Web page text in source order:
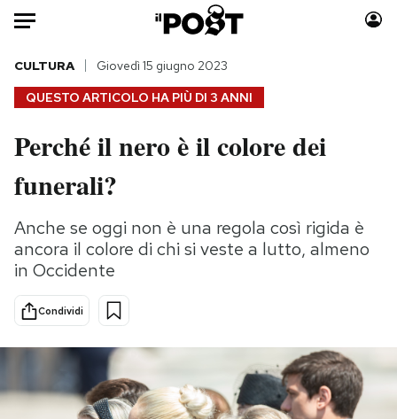
Auto
HOME
Italia
Politica
Tecnologia
Internet
Scienza
Cultura
Economia
Sport
Moda
Storie/Idee
Ok Boomer!
Mondiali calcio 2026
QUESTO ARTICOLO HA PIÙ DI 3 ANNI
CULTURA Giovedì 15 giugno 2023
Perché il nero è il colore dei
funerali?
Anche se oggi non è una regola così rigida è
ancora il colore di chi si veste a lutto, almeno
in Occidente
Condividi